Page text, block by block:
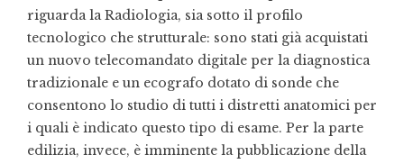
riguarda la Radiologia, sia sotto il profilo
tecnologico che strutturale: sono stati già acquistati
un nuovo telecomandato digitale per la diagnostica
tradizionale e un ecografo dotato di sonde che
consentono lo studio di tutti i distretti anatomici per
i quali è indicato questo tipo di esame. Per la parte
edilizia, invece, è imminente la pubblicazione della